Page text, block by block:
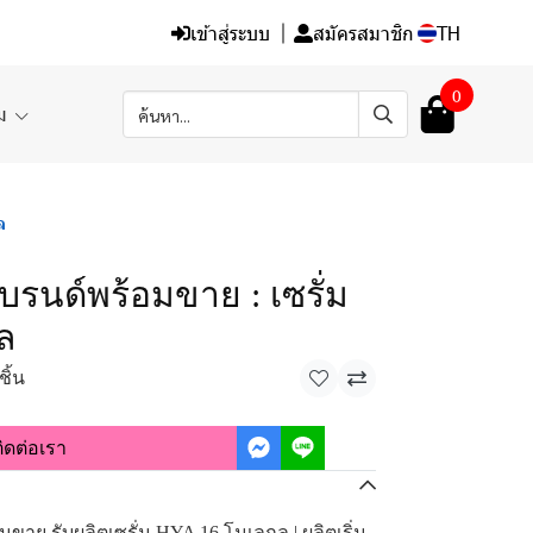
เข้าสู่ระบบ สมัครสมาชิก TH
0
บรนด์พร้อมขาย : เซรั่ม
น
ดต่อเรา